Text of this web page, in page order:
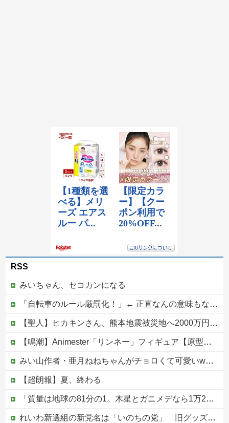
RSS
みいちゃん、セコカンになる
「自転車のルール厳罰化！」← 正直なんの意味もなかった件ｗｗｗｗｗｗｗｗ
【聖人】ヒカキンさん、熊本地震被災地へ2000万円の寄付！
【鳴潮】Animester「リンネー」フィギュア【原型公開】
みい山作者・亜月ねねちゃんがチョロくて可愛いwwwwwww （※画像あり）他
【超朗報】夏、終わる
「質量は地球の81分の1。木星とガニメデなら1万2800分の1」月がどれだけ規格外なのか、数字で並べてみると…
れいわ新選組の新党名は「いのちの党」 旧グッズ半額で販売 どうなる秘書給与疑惑